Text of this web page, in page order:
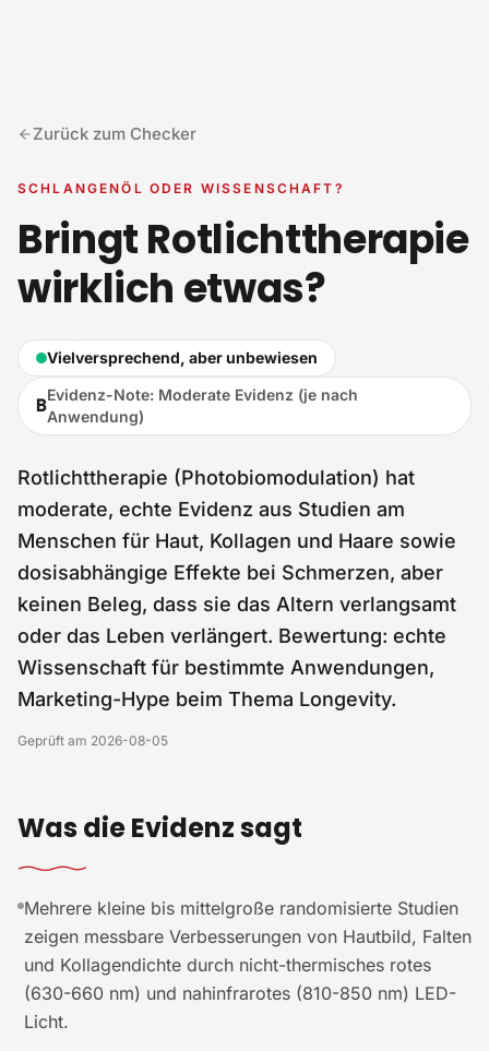
Zurück zum Checker
SCHLANGENÖL ODER WISSENSCHAFT?
Bringt Rotlichttherapie
wirklich etwas?
Vielversprechend, aber unbewiesen
BEvidenz-Note: Moderate Evidenz (je nach
Anwendung)
Rotlichttherapie (Photobiomodulation) hat
moderate, echte Evidenz aus Studien am
Menschen für Haut, Kollagen und Haare sowie
dosisabhängige Effekte bei Schmerzen, aber
keinen Beleg, dass sie das Altern verlangsamt
oder das Leben verlängert. Bewertung: echte
Wissenschaft für bestimmte Anwendungen,
Marketing-Hype beim Thema Longevity.
Geprüft am 2026-08-05
Was die Evidenz sagt
Mehrere kleine bis mittelgroße randomisierte Studien
zeigen messbare Verbesserungen von Hautbild, Falten
und Kollagendichte durch nicht-thermisches rotes
(630-660 nm) und nahinfrarotes (810-850 nm) LED-
Licht.